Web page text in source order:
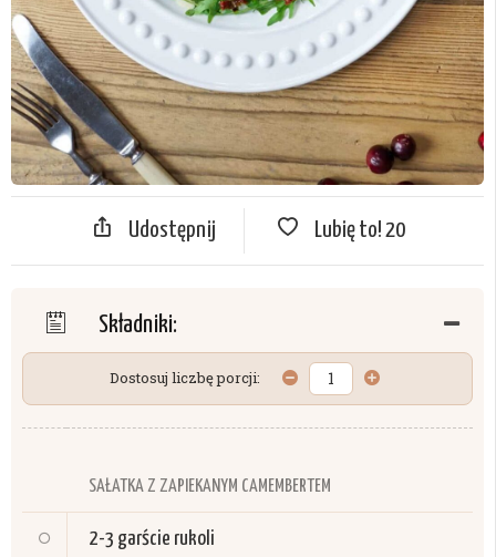
Udostępnij Lubię to! 20
Składniki:
Dostosuj liczbę porcji:
SAŁATKA Z ZAPIEKANYM CAMEMBERTEM
2-3 garście rukoli